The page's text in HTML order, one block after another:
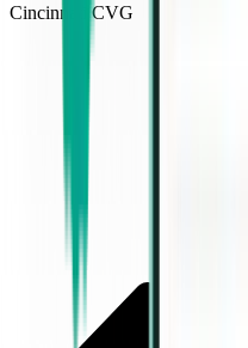
Cincinnati CVG